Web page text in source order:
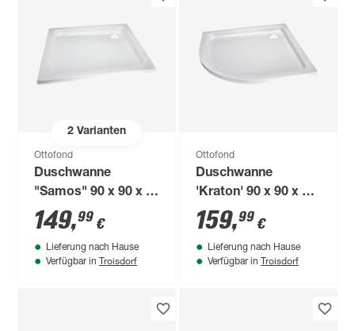
2Varianten
Ottofond
Duschwanne
"Samos" 90 x 90 x 6
cm
149,99 €
Lieferung nach Hause
Verfügbar in Troisdorf
Ottofond
Duschwanne
'Kraton' 90 x 90 x 6
cm
159,99 €
Lieferung nach Hause
Verfügbar in Troisdorf